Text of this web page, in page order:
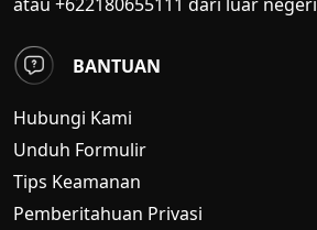
BANTUAN
Hubungi Kami
Unduh Formulir
Tips Keamanan
Pemberitahuan Privasi